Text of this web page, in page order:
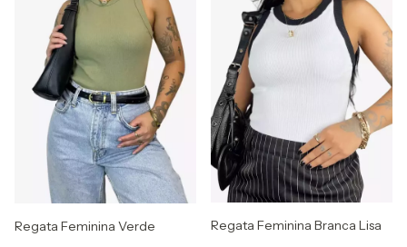
Regata Feminina Verde Regata Feminina Branca Lisa